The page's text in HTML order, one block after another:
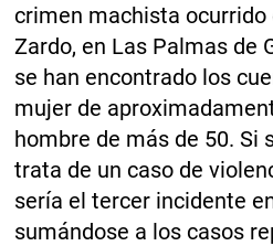
crimen machista ocurrido
Zardo, en Las Palmas de
se han encontrado los
mujer de
hombre de más de 50. Si
trata de un caso de
sería el tercer incidente
sumándose a los casos